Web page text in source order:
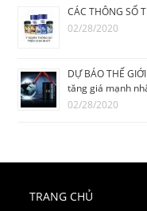
CÁC THÔNG SỐ
02/28/2020
DỰ BÁO THẾ
tăng giá mạnh
02/28/2020
TRANG CHỦ